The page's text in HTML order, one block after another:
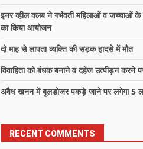
इनर व्हील क्लब ने गर्भवती महिलाओं व जच्चाओं के
का किया आयोजन
दो माह से लापता व्यक्ति की सड़क हादसे में मौत
विवाहिता को बंधक बनाने व दहेज उत्पीड़न करने
अवैध खनन में बुलडोजर पकड़े जाने पर लगेगा 5
RECENT COMMENTS